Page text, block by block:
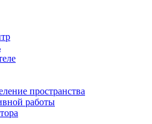
пространства
работы